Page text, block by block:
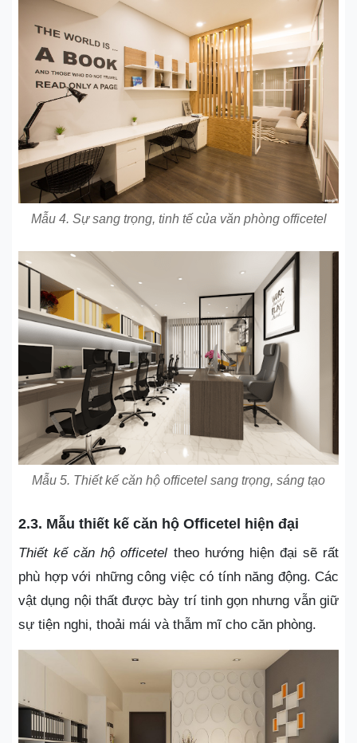
Mẫu 4. Sự sang trọng, tinh tế của văn phòng officetel
Mẫu 5. Thiết kế căn hộ officetel sang trọng, sáng tạo
2.3. Mẫu thiết kế căn hộ Officetel hiện đại
Thiết kế căn hộ officetel theo hướng hiện đại sẽ rất
phù hợp với những công việc có tính năng động. Các
vật dụng nội thất được bày trí tinh gọn nhưng vẫn giữ
sự tiện nghi, thoải mái và thẫm mĩ cho căn phòng.